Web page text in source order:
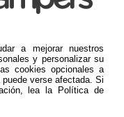
a mejorar nuestros
y personalizar su
cookies opcionales a
verse afectada. Si
lea la Política de